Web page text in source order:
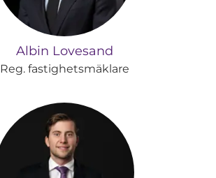
Albin Lovesand
Reg. fastighetsmäklare